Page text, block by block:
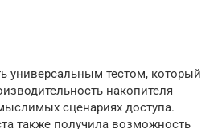
универсальным тестом, который
накопителя
сценариях доступа.
также получила возможность